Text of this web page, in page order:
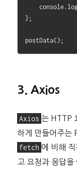
    console.log(result);
};
3. Axios
Axios 는 HTTP
하게 만들어주는
fetch 에 비해
고 요청과 응답을